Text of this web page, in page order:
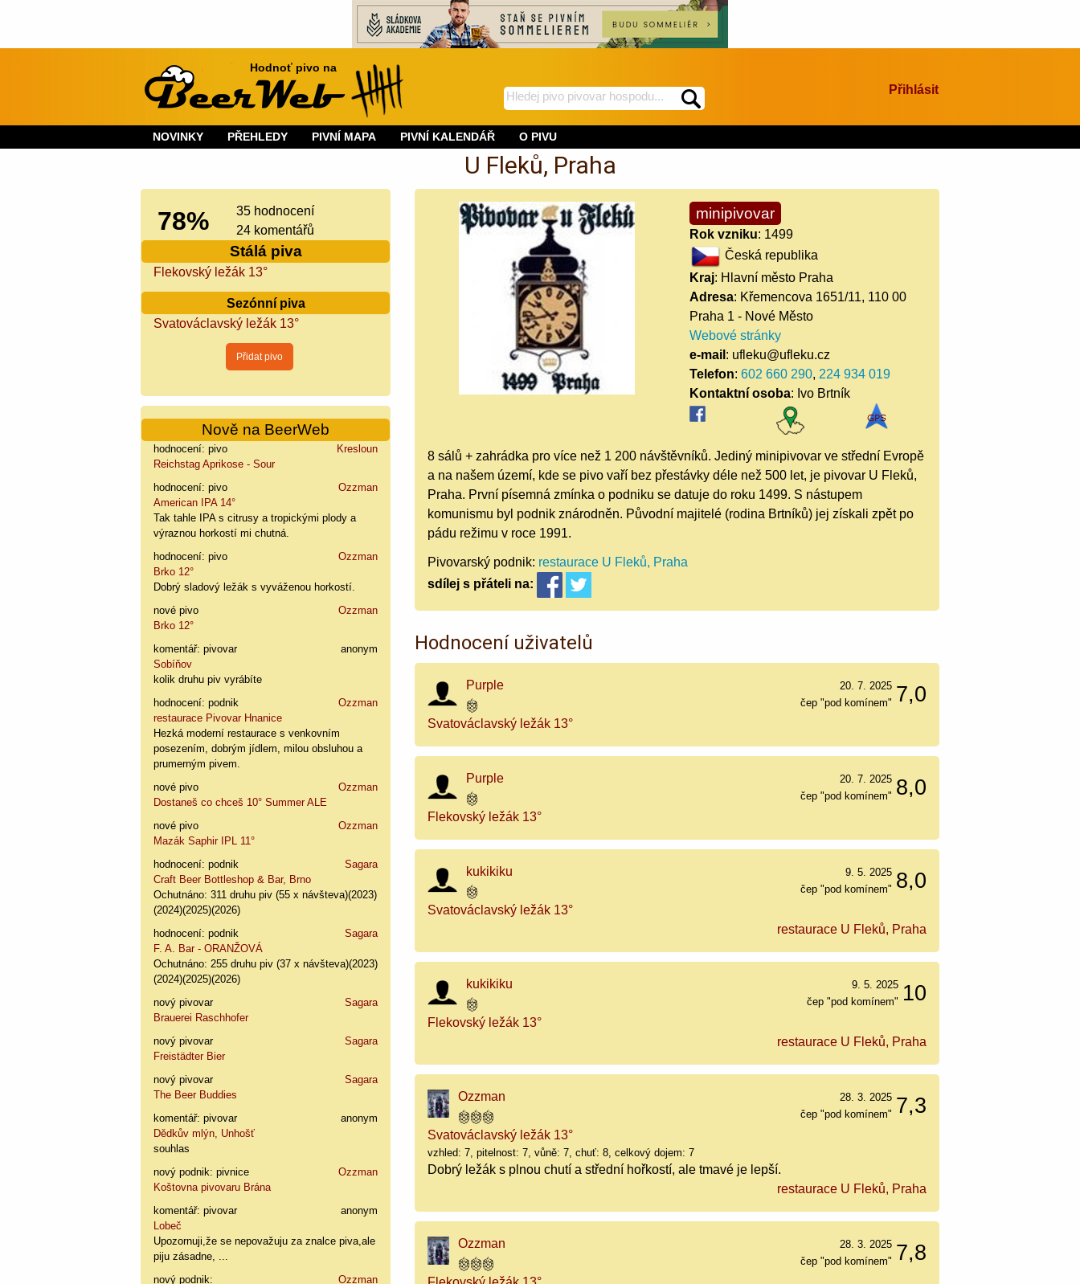
Hodnoť pivo na
hledej
BeerWeb
spustí
Přihlásit
NOVINKY PŘEHLEDY PIVNÍ MAPA PIVNÍ KALENDÁŘ O PIVU
U Fleků, Praha
78%
35 hodnocení
24 komentářů
Stálá piva
Flekovský ležák 13°
Sezónní piva
Svatováclavský ležák 13°
Nově na BeerWeb
hodnocení: pivo
Kresloun
Reichstag Aprikose - Sour
hodnocení: pivo
Ozzman
American IPA 14°
Tak tahle IPA s citrusy a tropickými plody a
výraznou horkostí mi chutná.
hodnocení: pivo
Ozzman
Brko 12°
Dobrý sladový ležák s vyváženou horkostí.
nové pivo
Ozzman
Brko 12°
komentář: pivovar
anonym
Sobíňov
kolik druhu piv vyrábíte
hodnocení: podnik
Ozzman
restaurace Pivovar Hnanice
Hezká moderní restaurace s venkovním
posezením, dobrým jídlem, milou obsluhou a
prumerným pivem.
nové pivo
Ozzman
Dostaneš co chceš 10° Summer ALE
nové pivo
Ozzman
Mazák Saphir IPL 11°
hodnocení: podnik
Sagara
Craft Beer Bottleshop & Bar, Brno
Ochutnáno: 311 druhu piv (55 x návšteva)(2023)
(2024)(2025)(2026)
hodnocení: podnik
Sagara
F. A. Bar - ORANŽOVÁ
Ochutnáno: 255 druhu piv (37 x návšteva)(2023)
(2024)(2025)(2026)
nový pivovar
Sagara
Brauerei Raschhofer
nový pivovar
Sagara
Freistädter Bier
nový pivovar
Sagara
The Beer Buddies
komentář: pivovar
anonym
Dědkův mlýn, Unhošť
souhlas
nový podnik: pivnice
Ozzman
Koštovna pivovaru Brána
komentář: pivovar
anonym
Lobeč
Upozornuji,že se nepovažuju za znalce piva,ale
piju zásadne, ...
nový podnik:
Ozzman
minipivovar
Rok vzniku: 1499
Česká republika
Kraj: Hlavní město Praha
Adresa: Křemencova 1651/11, 110 00
Praha 1 - Nové Město
Webové stránky
e-mail : ufleku@ufleku.cz
Telefon: 602 660 290, 224 934 019
Kontaktní osoba: Ivo Brtník
8 sálů + zahrádka pro více než 1 200 návštěvníků. Jediný minipivovar ve střední Evropě
a na našem území, kde se pivo vaří bez přestávky déle než 500 let, je pivovar U Fleků,
Praha. První písemná zmínka o podniku se datuje do roku 1499. S nástupem
komunismu byl podnik znárodněn. Původní majitelé (rodina Brtníků) jej získali zpět po
pádu režimu v roce 1991.
Pivovarský podnik: restaurace U Fleků, Praha
sdílej s přáteli na:
Hodnocení uživatelů
Purple 7,0
20. 7. 2025
čep "pod komínem"
Svatováclavský ležák 13°
Purple 8,0
20. 7. 2025
čep "pod komínem"
Flekovský ležák 13°
kukikiku 8,0
9. 5. 2025
čep "pod komínem"
Svatováclavský ležák 13°
restaurace U Fleků, Praha
kukikiku 10
9. 5. 2025
čep "pod komínem"
Flekovský ležák 13°
restaurace U Fleků, Praha
Ozzman 7,3
28. 3. 2025
čep "pod komínem"
Svatováclavský ležák 13°
vzhled: 7, pitelnost: 7, vůně: 7, chuť: 8, celkový dojem: 7
Dobrý ležák s plnou chutí a střední hořkostí, ale tmavé je lepší.
restaurace U Fleků, Praha
Ozzman 7,8
28. 3. 2025
čep "pod komínem"